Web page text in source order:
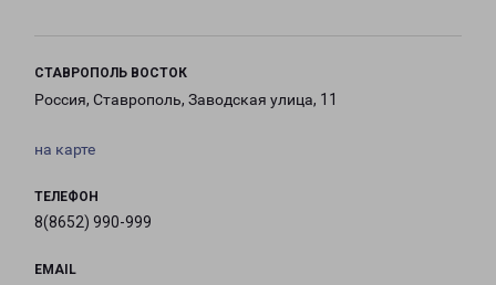
СТАВРОПОЛЬ ВОСТОК
Россия, Ставрополь, Заводская улица, 11
на карте
ТЕЛЕФОН
8(8652) 990-999
EMAIL